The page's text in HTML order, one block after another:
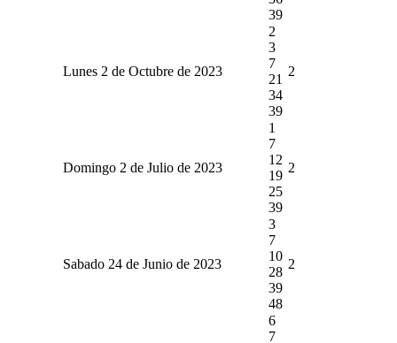
39
Lunes 2 de Octubre de 2023
2
3
7
21
34
39
2
Domingo 2 de Julio de 2023
1
7
12
19
25
39
2
Sabado 24 de Junio de 2023
3
7
10
28
39
48
2
6
7